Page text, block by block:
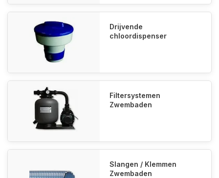
Drijvende
chloordispenser
Filtersystemen
Zwembaden
Slangen / Klemmen
Zwembaden